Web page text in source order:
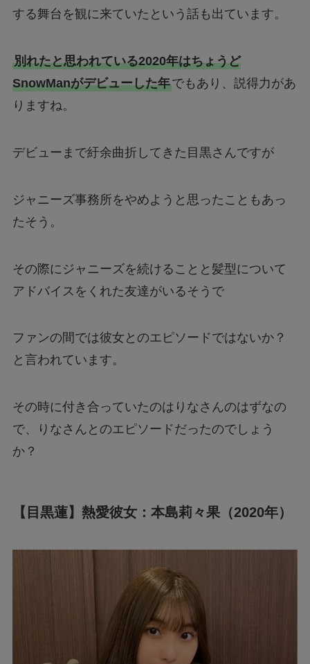
する舞台を観に来ていたという話も出ています。
別れたと思われている2020年はちょうど
SnowManがデビューした年でもあり、説得力があ
りますね。
デビューまで紆余曲折してきた目黒さんですが
ジャニーズ事務所をやめようと思ったこともあっ
たそう。
その際にジャニーズを続けることと髪型について
アドバイスをくれた友達がいるそうで
ファンの間では彼女とのエピソードではないか？
と言われています。
その時に付き合っていたのはりなさんのはずなの
で、りなさんとのエピソードだったのでしょう
か？
【目黒蓮】熱愛彼女：本島莉々果（2020年）